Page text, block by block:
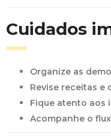
Cuidados
Organize as
Revise receitas e
Fique atento aos
Acompanhe o